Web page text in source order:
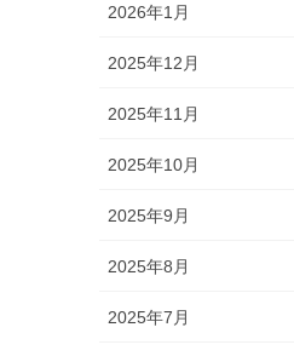
2026年1月
2025年12月
2025年11月
2025年10月
2025年9月
2025年8月
2025年7月